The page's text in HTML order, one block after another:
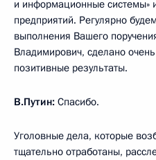
и информационные системы»
предприятий. Регулярно
выполнения Вашего
Владимирович, сделано
позитивные результаты.
В.Путин: Спасибо.
Уголовные дела, которые
тщательно отработаны,